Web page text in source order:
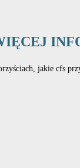
jakie cfs